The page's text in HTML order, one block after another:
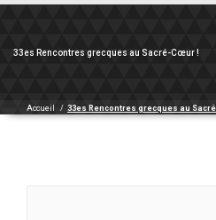
33es Rencontres grecques au Sacré-Cœur !
Accueil / 33es Rencontres grecques au